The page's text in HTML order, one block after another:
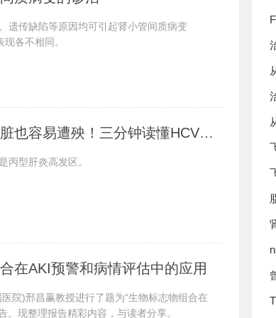
遗传缺陷等原因均可引起肾小管间质病变
各不相同。
也容易遭殃！三分钟读懂HCV相关性肾炎
丙型肝炎高发区。
在AKI预警和病情评估中的应用
院)邢昌赢教授进行了题为“生物标志物组合在
。现整理报告精彩内容，与读者分享。